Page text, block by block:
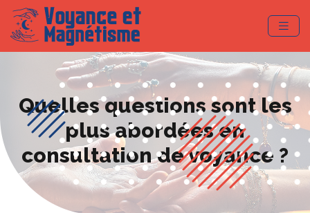
Quelles questions sont les
plus abordées en
consultation de voyance ?